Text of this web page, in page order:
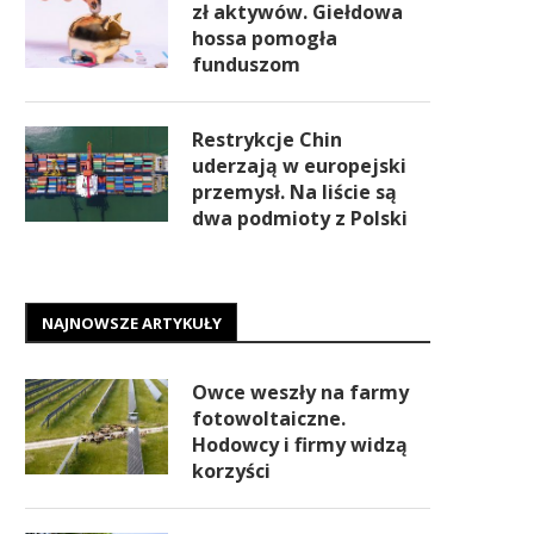
zł aktywów. Giełdowa
hossa pomogła
funduszom
Restrykcje Chin
uderzają w europejski
przemysł. Na liście są
dwa podmioty z Polski
NAJNOWSZE ARTYKUŁY
Owce weszły na farmy
fotowoltaiczne.
Hodowcy i firmy widzą
korzyści